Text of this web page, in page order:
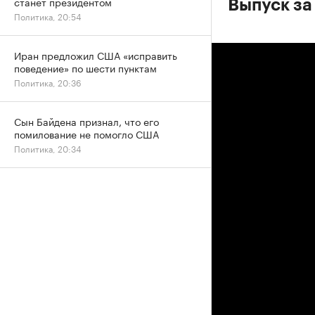
Выпуск
Политика, 20:54
Иран предложил США «исправить
поведение» по шести пунктам
Политика, 20:36
Сын Байдена признал, что его
помилование не помогло США
Политика, 20:34